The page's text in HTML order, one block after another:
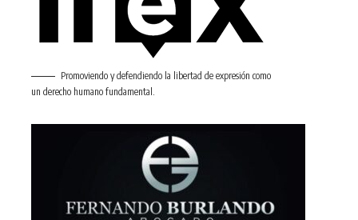
Promoviendo y defendiendo la libertad de expresión como
un derecho humano fundamental.